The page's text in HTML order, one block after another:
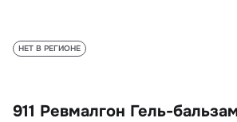
911 Ревмалгон Гель-
НЕТ В РЕГИОНЕ